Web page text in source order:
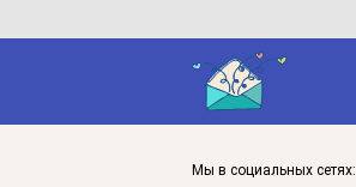
Мы в социальных сетях: